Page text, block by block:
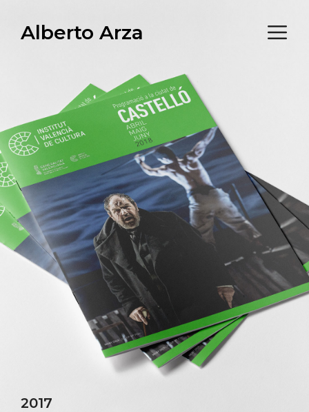
Alberto Arza
2017